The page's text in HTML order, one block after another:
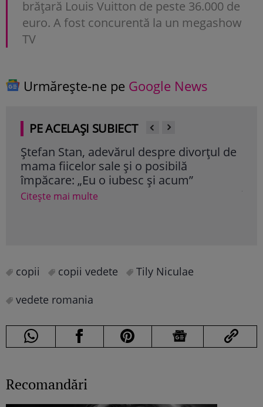
brățară Louis Vuitton de peste 36.000 de
euro. A fost concurentă la un megashow
TV
Urmărește-ne pe Google News
PE ACELAȘI SUBIECT
Ștefan Stan, adevărul despre divorțul de
mama fiicelor sale și o posibilă
împăcare: „Eu o iubesc și acum”
Citește mai multe
copii copii vedete
Tily Niculae
vedete romania
Recomandări